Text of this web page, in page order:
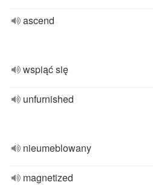
ascend
wspiąć się
unfurnished
nieumeblowany
magnetized